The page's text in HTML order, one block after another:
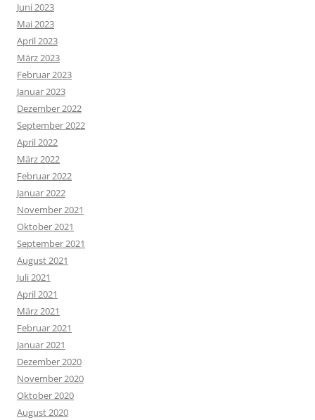
Juni 2023
Mai 2023
April 2023
März 2023
Februar 2023
Januar 2023
Dezember 2022
September 2022
April 2022
März 2022
Februar 2022
Januar 2022
November 2021
Oktober 2021
September 2021
August 2021
Juli 2021
April 2021
März 2021
Februar 2021
Januar 2021
Dezember 2020
November 2020
Oktober 2020
August 2020